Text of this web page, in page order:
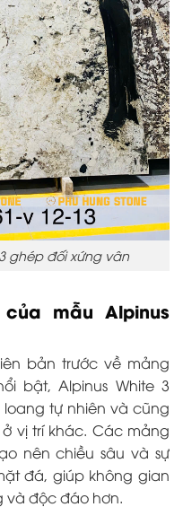
ghép đối xứng vân
mẫu Alpinus
bản trước về mảng
bật, Alpinus White 3
tự nhiên và cũng
vị trí khác. Các mảng
nên chiều sâu và sự
đá, giúp không gian
và độc đáo hơn.